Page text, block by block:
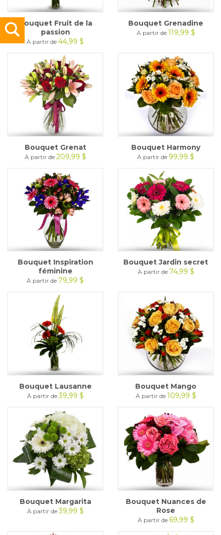
Bouquet Fruit de la
passion
À partir de 44,99 $
Bouquet Grenadine
À partir de 119,99 $
Bouquet Grenat
À partir de 209,99 $
Bouquet Harmony
À partir de 99,99 $
Bouquet Inspiration
féminine
À partir de 79,99 $
Bouquet Jardin secret
À partir de 74,99 $
Bouquet Lausanne
À partir de39,99 $
Bouquet Mango
À partir de 109,99 $
Bouquet Margarita
À partir de39,99 $
Bouquet Nuances de
Rose
À partir de 69,99 $